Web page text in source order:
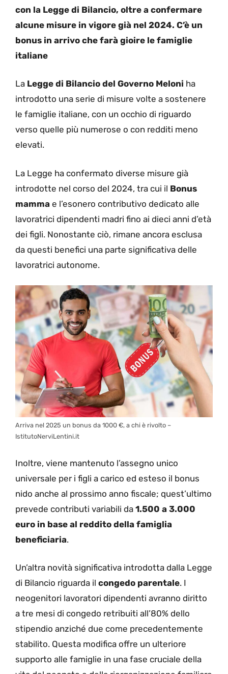
con la Legge di Bilancio, oltre a confermare
alcune misure in vigore già nel 2024. C’è un
bonus in arrivo che farà gioire le famiglie
italiane
La Legge di Bilancio del Governo Meloni ha
introdotto una serie di misure volte a sostenere
le famiglie italiane, con un occhio di riguardo
verso quelle più numerose o con redditi meno
elevati.
La Legge ha confermato diverse misure già
introdotte nel corso del 2024, tra cui il Bonus
mamma e l’esonero contributivo dedicato alle
lavoratrici dipendenti madri fino ai dieci anni d’età
dei figli. Nonostante ciò, rimane ancora esclusa
da questi benefici una parte significativa delle
lavoratrici autonome.
Arriva nel 2025 un bonus da 1000 €, a chi è rivolto –
IstitutoNerviLentini.it
Inoltre, viene mantenuto l’assegno unico
universale per i figli a carico ed esteso il bonus
nido anche al prossimo anno fiscale; quest’ultimo
prevede contributi variabili da 1.500 a 3.000
euro in base al reddito della famiglia
beneficiaria.
Un’altra novità significativa introdotta dalla Legge
di Bilancio riguarda il congedo parentale. I
neogenitori lavoratori dipendenti avranno diritto
a tre mesi di congedo retribuiti all’80% dello
stipendio anziché due come precedentemente
stabilito. Questa modifica offre un ulteriore
supporto alle famiglie in una fase cruciale della